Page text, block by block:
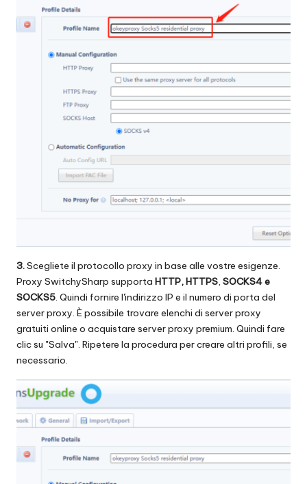
3.Scegliete il protocollo proxy in base alle vostre esigenze.
Proxy SwitchySharp supporta HTTP, HTTPS, SOCKS4 e
SOCKS5. Quindi fornire l'indirizzo IP e il numero di porta del
server proxy. È possibile trovare elenchi di server proxy
gratuiti online o acquistare server proxy premium. Quindi fare
clic su "Salva". Ripetere la procedura per creare altri profili, se
necessario.